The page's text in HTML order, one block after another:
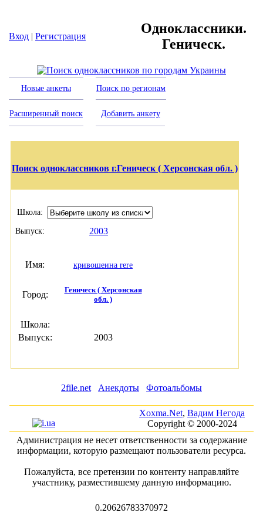
Вход | Регистрация
Одноклассники.
Геническ.
Новые анкеты Поиск по регионам
Расширенный поиск Добавить анкету
Поиск одноклассников г.Геническ ( Херсонская обл. )
Школа:
Выпуск: 2003
Имя: кривошеина rere
Город:
Геническ ( Херсонская
обл. )
Школа:
Выпуск:
2003
2file.net Анекдоты Фотоальбомы
Xoxma.Net, Вадим Негода
Copyright © 2000-2024
Администрация не несет ответственности за содержание
информации, которую размещают пользователи ресурса.
Пожалуйста, все претензии по контенту направляйте
участнику, разместившему данную информацию.
0.20626783370972